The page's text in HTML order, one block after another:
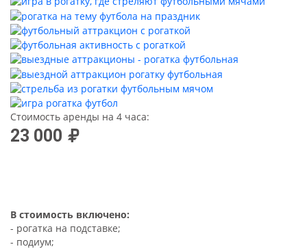
Стоимость аренды на 4 часа:
23 000
В стоимость включено:
- рогатка на подставке;
- подиум;